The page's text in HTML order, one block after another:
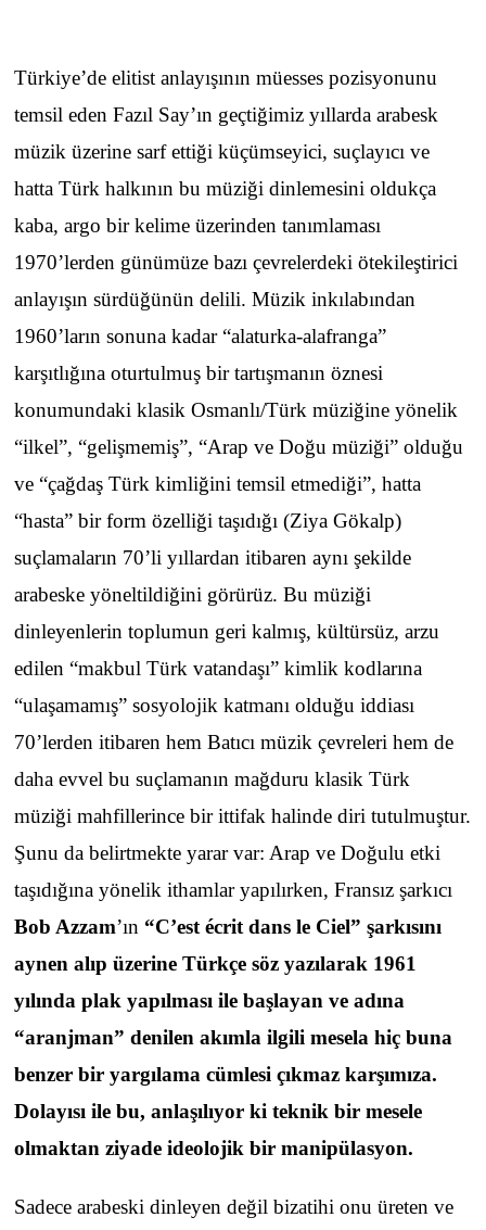
Türkiye’de elitist anlayışının müesses pozisyonunu
temsil eden Fazıl Say’ın geçtiğimiz yıllarda arabesk
müzik üzerine sarf ettiği küçümseyici, suçlayıcı ve
hatta Türk halkının bu müziği dinlemesini oldukça
kaba, argo bir kelime üzerinden tanımlaması
1970’lerden günümüze bazı çevrelerdeki ötekileştirici
anlayışın sürdüğünün delili. Müzik inkılabından
1960’ların sonuna kadar “alaturka-alafranga”
karşıtlığına oturtulmuş bir tartışmanın öznesi
konumundaki klasik Osmanlı/Türk müziğine yönelik
“ilkel”, “gelişmemiş”, “Arap ve Doğu müziği” olduğu
ve “çağdaş Türk kimliğini temsil etmediği”, hatta
“hasta” bir form özelliği taşıdığı (Ziya Gökalp)
suçlamaların 70’li yıllardan itibaren aynı şekilde
arabeske yöneltildiğini görürüz. Bu müziği
dinleyenlerin toplumun geri kalmış, kültürsüz, arzu
edilen “makbul Türk vatandaşı” kimlik kodlarına
“ulaşamamış” sosyolojik katmanı olduğu iddiası
70’lerden itibaren hem Batıcı müzik çevreleri hem de
daha evvel bu suçlamanın mağduru klasik Türk
müziği mahfillerince bir ittifak halinde diri tutulmuştur.
Şunu da belirtmekte yarar var: Arap ve Doğulu etki
taşıdığına yönelik ithamlar yapılırken, Fransız şarkıcı
Bob Azzam’ın “C’est écrit dans le Ciel” şarkısını
aynen alıp üzerine Türkçe söz yazılarak 1961
yılında plak yapılması ile başlayan ve adına
“aranjman” denilen akımla ilgili mesela hiç buna
benzer bir yargılama cümlesi çıkmaz karşımıza.
Dolayısı ile bu, anlaşılıyor ki teknik bir mesele
olmaktan ziyade ideolojik bir manipülasyon.
Sadece arabeski dinleyen değil bizatihi onu üreten ve